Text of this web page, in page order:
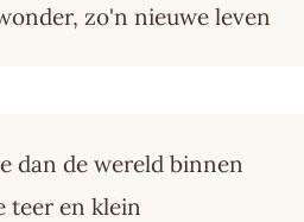
zo'n nieuwe leven
dan de wereld binnen
teer en klein